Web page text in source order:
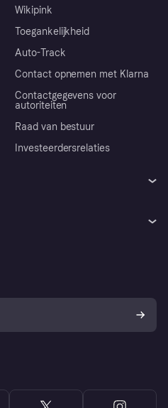
Wikipink
Toegankelijkheid
Auto-Track
Contact opnemen met Klarna
Contactgegevens voor
autoriteiten
Raad van bestuur
Investeerdersrelaties